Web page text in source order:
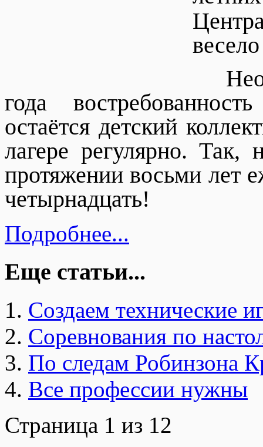
года
остаётся детский
лагере регулярно.
протяжении восьми лет
четырнадцать!
Подробнее...
Еще статьи...
Создаем технические
Соревнования по
По следам Робинзона
Все профессии нужны
Страница 1 из 12